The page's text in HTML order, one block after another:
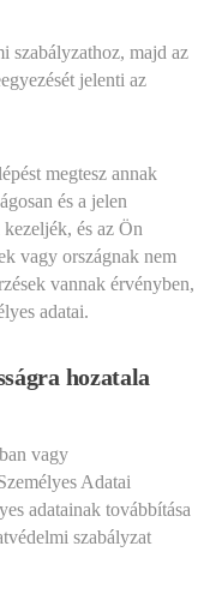
szabályzathoz, majd az
jelenti az
megtesz annak
és a jelen
és az Ön
vagy országnak nem
vannak érvényben,
adatai.
hozatala
vagy
Adatai
adatainak továbbítása
szabályzat